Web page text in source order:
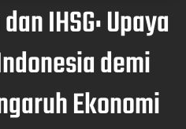
IHSG: Upaya
demi
Ekonomi